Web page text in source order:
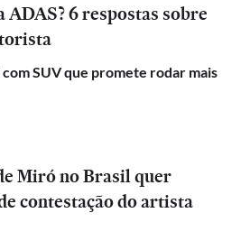
ADAS? 6 respostas sobre
SUV que promete rodar mais
Miró no Brasil quer
contestação do artista